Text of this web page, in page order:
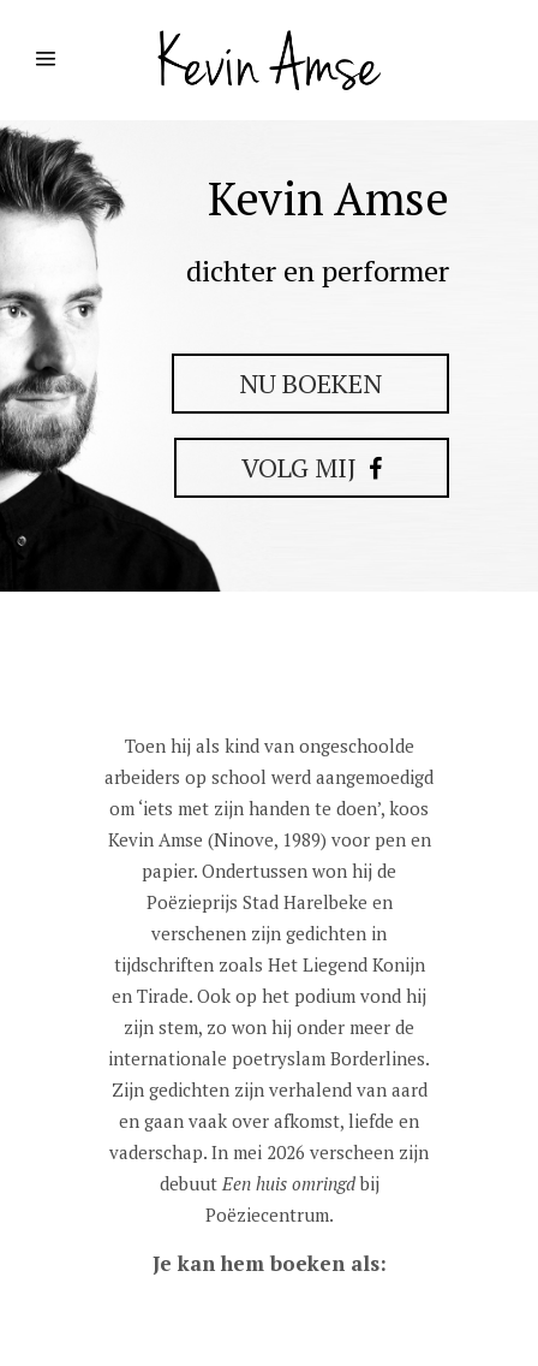
Kevin Amse
dichter en performer
NU BOEKEN
VOLG MIJ
Toen hij als kind van ongeschoolde
arbeiders op school werd aangemoedigd
om ‘iets met zijn handen te doen’, koos
Kevin Amse (Ninove, 1989) voor pen en
papier. Ondertussen won hij de
Poëzieprijs Stad Harelbeke en
verschenen zijn gedichten in
tijdschriften zoals Het Liegend Konijn
en Tirade. Ook op het podium vond hij
zijn stem, zo won hij onder meer de
internationale poetryslam Borderlines.
Zijn gedichten zijn verhalend van aard
en gaan vaak over afkomst, liefde en
vaderschap. In mei 2026 verscheen zijn
debuut Een huis omringdbij
Poëziecentrum.
Je kan hem boeken als: